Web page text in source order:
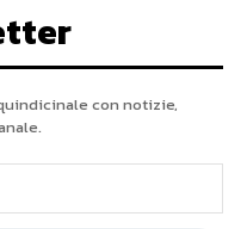
con notizie,